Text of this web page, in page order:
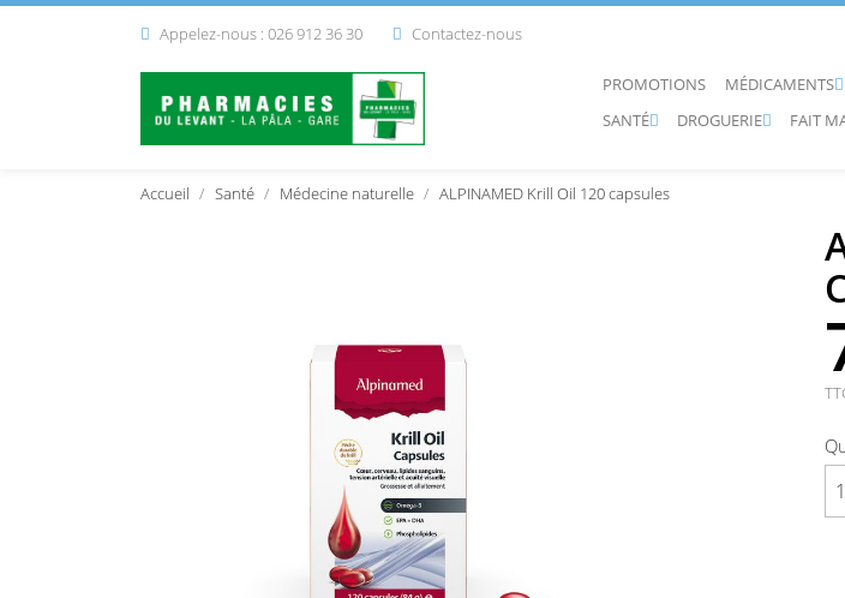
 Appelez-nous : 026 912 36 30  Contactez-nous
PROMOTIONS 
MÉDICAMENTS

SANTÉ 
DROGUERIE FAIT
Accueil Santé Médecine naturelle ALPINAMED Krill Oil 120 capsules